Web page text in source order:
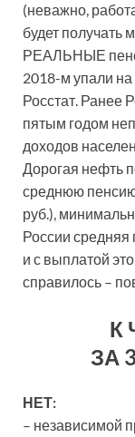
(неважно,
будет получать
РЕАЛЬНЫЕ
2018-м упали на
Росстат. Ранее
пятым годом
доходов
Дорогая нефть
среднюю
руб.),
России средняя
и с выплатой
справилось –
К
ЗА
НЕТ:
– независимой